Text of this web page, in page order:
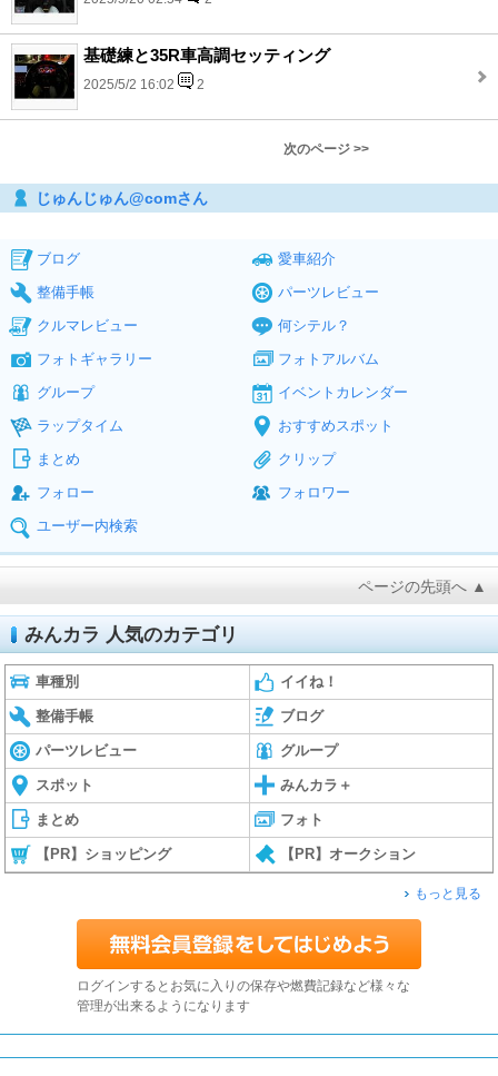
基礎練と35R車高調セッティング
2025/5/2 16:02 2
次のページ >>
じゅんじゅん@comさん
ブログ
愛車紹介
整備手帳
パーツレビュー
クルマレビュー
何シテル？
フォトギャラリー
フォトアルバム
グループ
イベントカレンダー
ラップタイム
おすすめスポット
まとめ
クリップ
フォロー
フォロワー
ユーザー内検索
ページの先頭へ ▲
みんカラ 人気のカテゴリ
車種別 イイね！
整備手帳 ブログ
パーツレビュー グループ
スポット みんカラ＋
まとめ フォト
【PR】ショッピング 【PR】オークション
もっと見る
ログインするとお気に入りの保存や燃費記録など様々な
管理が出来るようになります